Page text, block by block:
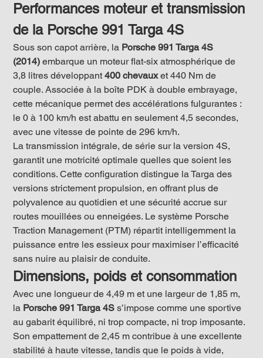
Performances moteur et transmission
de la Porsche 991 Targa 4S
Sous son capot arrière, la Porsche 991 Targa 4S
(2014) embarque un moteur flat-six atmosphérique de
3,8 litres développant 400 chevaux et 440 Nm de
couple. Associée à la boîte PDK à double embrayage,
cette mécanique permet des accélérations fulgurantes :
le 0 à 100 km/h est abattu en seulement 4,5 secondes,
avec une vitesse de pointe de 296 km/h.
La transmission intégrale, de série sur la version 4S,
garantit une motricité optimale quelles que soient les
conditions. Cette configuration distingue la Targa des
versions strictement propulsion, en offrant plus de
polyvalence au quotidien et une sécurité accrue sur
routes mouillées ou enneigées. Le système Porsche
Traction Management (PTM) répartit intelligemment la
puissance entre les essieux pour maximiser l’efficacité
sans nuire au plaisir de conduite.
Dimensions, poids et consommation
Avec une longueur de 4,49 m et une largeur de 1,85 m,
la Porsche 991 Targa 4S s’impose comme une sportive
au gabarit équilibré, ni trop compacte, ni trop imposante.
Son empattement de 2,45 m contribue à une excellente
stabilité à haute vitesse, tandis que le poids à vide,